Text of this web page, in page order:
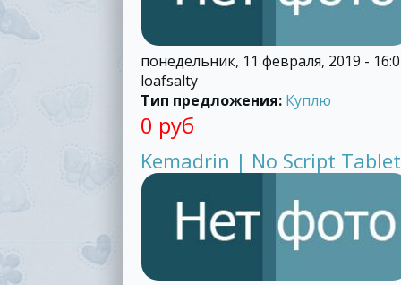
понедельник, 11 февраля, 2019 -
loafsalty
Тип предложения: Куплю
0 руб
Kemadrin | No Script